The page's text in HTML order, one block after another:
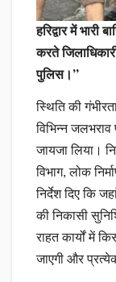
हरिद्वार में भारी
करते
पुलिस।”
स्थिति की
विभिन्न जलभराव
जायजा लिया।
विभाग, लोक
निर्देश दिए कि
की निकासी
राहत कार्यों में
जाएगी और